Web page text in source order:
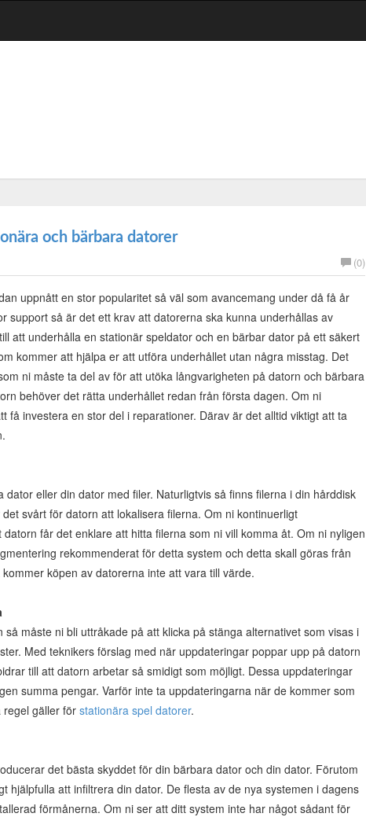
och bärbara datorer
(0)
uppnått en stor popularitet så väl som avancemang under då få år
support så är det ett krav att datorerna ska kunna underhållas av
att underhålla en stationär speldator och en bärbar dator på ett säkert
kommer att hjälpa er att utföra underhållet utan några misstag. Det
ni måste ta del av för att utöka långvarigheten på datorn och bärbara
behöver det rätta underhållet redan från första dagen. Om ni
få investera en stor del i reparationer. Därav är det alltid viktigt att ta
dator eller din dator med filer. Naturligtvis så finns filerna i din hårddisk
svårt för datorn att lokalisera filerna. Om ni kontinuerligt
får det enklare att hitta filerna som ni vill komma åt. Om ni nyligen
rekommenderat för detta system och detta skall göras från
köpen av datorerna inte att vara till värde.
måste ni bli uttråkade på att klicka på stänga alternativet som visas i
Med teknikers förslag med när uppdateringar poppar upp på datorn
till att datorn arbetar så smidigt som möjligt. Dessa uppdateringar
summa pengar. Varför inte ta uppdateringarna när de kommer som
gäller för stationära spel datorer.
det bästa skyddet för din bärbara dator och din dator. Förutom
hjälpfulla att infiltrera din dator. De flesta av de nya systemen i dagens
förmånerna. Om ni ser att ditt system inte har något sådant för